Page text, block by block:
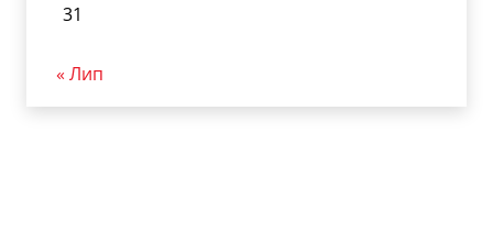
31
« Лип